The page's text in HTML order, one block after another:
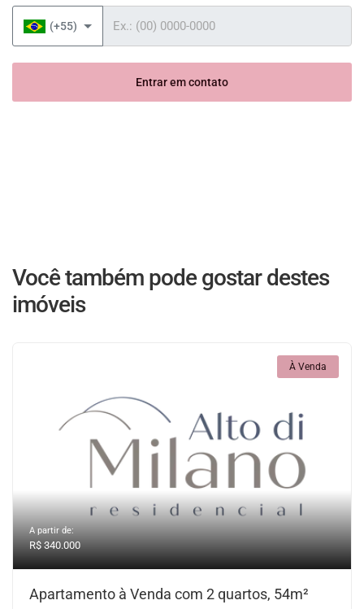
(+55)
Entrar em contato
Você também pode gostar destes
imóveis
À Venda
A partir de:
R$ 340.000
Apartamento à Venda com 2 quartos, 54m²